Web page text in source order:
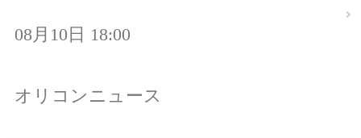
08月10日 18:00
オリコンニュース